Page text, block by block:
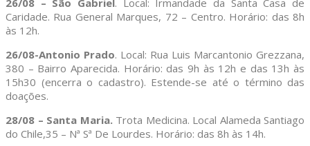
26/08 – São Gabriel . Local: Irmandade da Santa Casa de
Caridade. Rua General Marques, 72 – Centro. Horário: das 8h
às 12h.
26/08-Antonio Prado. Local: Rua Luis Marcantonio Grezzana,
380 – Bairro Aparecida. Horário: das 9h às 12h e das 13h às
15h30 (encerra o cadastro). Estende-se até o término das
doações.
28/08 – Santa Maria. Trota Medicina. Local Alameda Santiago
do Chile,35 – Nª Sª De Lourdes. Horário: das 8h às 14h.